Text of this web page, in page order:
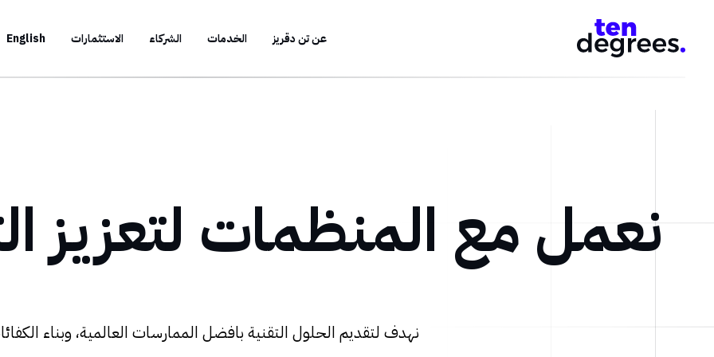
عن تن دقريز الخدمات الشركاء الاستثمارات English
نعمل مع المنظمات لتعزيز
نهدف لتقديم الحلول التقنية بافضل الممارسات العالمية، وبناء